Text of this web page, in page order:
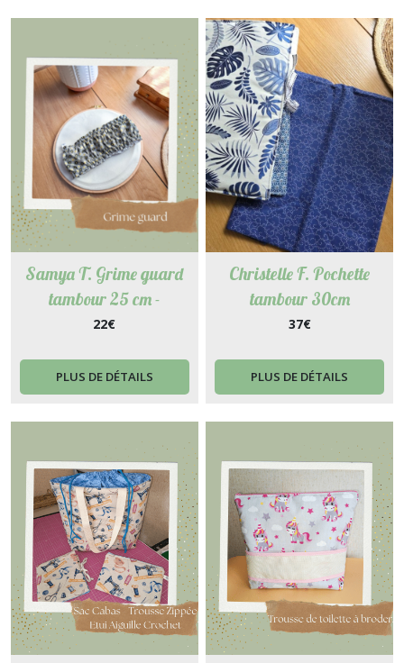
Samya T. Grime guard
tambour 25 cm -
22€
PLUS DE DÉTAILS
Christelle F. Pochette
tambour 30cm
37€
PLUS DE DÉTAILS